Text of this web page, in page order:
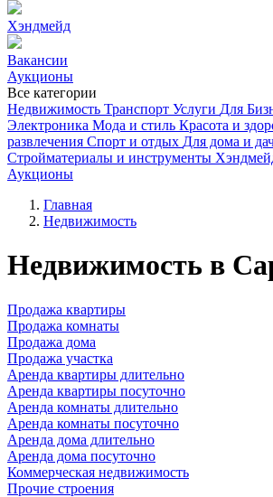
Хэндмейд
Вакансии
Аукционы
Все категории
Недвижимость Транспорт Услуги Для
Электроника Мода и стиль Красота и
развлечения Спорт и отдых Для дома и
Стройматериалы и инструменты
Аукционы
Главная
Недвижимость
Недвижимость в
Продажа квартиры
Продажа комнаты
Продажа дома
Продажа участка
Аренда квартиры длительно
Аренда квартиры посуточно
Аренда комнаты длительно
Аренда комнаты посуточно
Аренда дома длительно
Аренда дома посуточно
Коммерческая недвижимость
Прочие строения